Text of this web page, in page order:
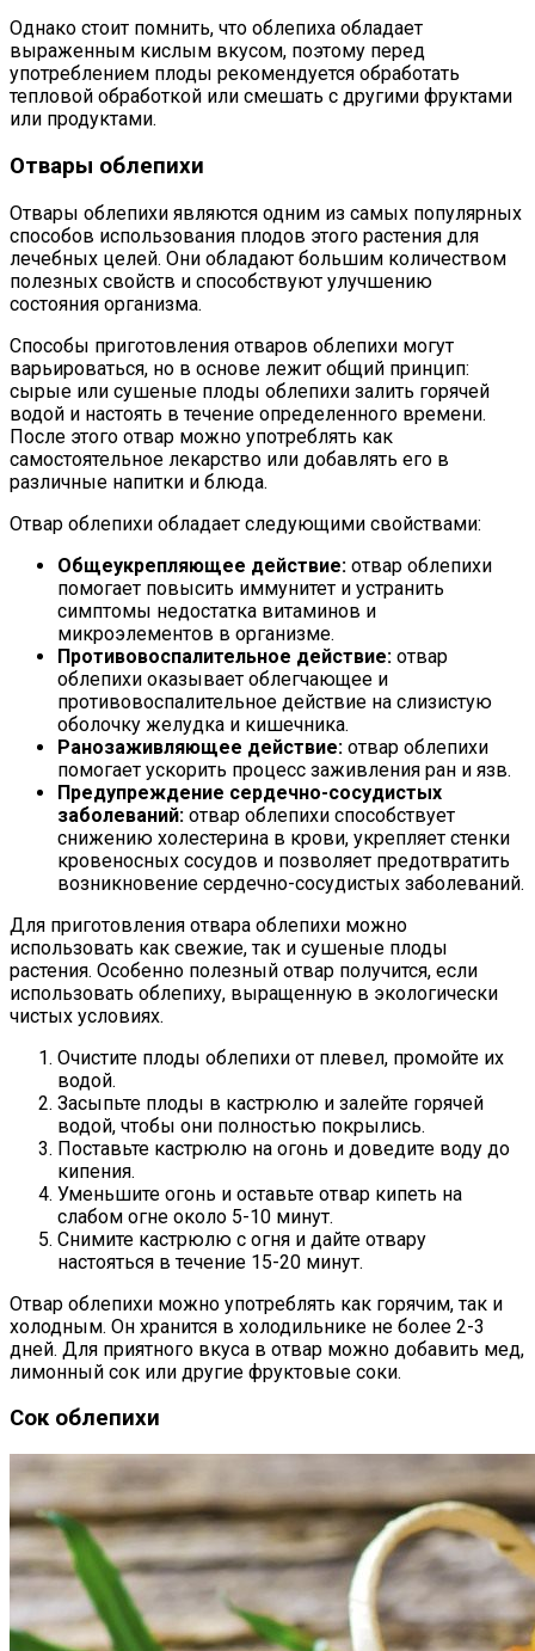
Однако стоит помнить, что облепиха обладает
выраженным кислым вкусом, поэтому перед
употреблением плоды рекомендуется обработать
тепловой обработкой или смешать с другими фруктами
или продуктами.
Отвары облепихи
Отвары облепихи являются одним из самых популярных
способов использования плодов этого растения для
лечебных целей. Они обладают большим количеством
полезных свойств и способствуют улучшению
состояния организма.
Способы приготовления отваров облепихи могут
варьироваться, но в основе лежит общий принцип:
сырые или сушеные плоды облепихи залить горячей
водой и настоять в течение определенного времени.
После этого отвар можно употреблять как
самостоятельное лекарство или добавлять его в
различные напитки и блюда.
Отвар облепихи обладает следующими свойствами:
Общеукрепляющее действие: отвар облепихи
помогает повысить иммунитет и устранить
симптомы недостатка витаминов и
микроэлементов в организме.
Противовоспалительное действие: отвар
облепихи оказывает облегчающее и
противовоспалительное действие на слизистую
оболочку желудка и кишечника.
Ранозаживляющее действие: отвар облепихи
помогает ускорить процесс заживления ран и язв.
Предупреждение сердечно-сосудистых
заболеваний: отвар облепихи способствует
снижению холестерина в крови, укрепляет стенки
кровеносных сосудов и позволяет предотвратить
возникновение сердечно-сосудистых заболеваний.
Для приготовления отвара облепихи можно
использовать как свежие, так и сушеные плоды
растения. Особенно полезный отвар получится, если
использовать облепиху, выращенную в экологически
чистых условиях.
Очистите плоды облепихи от плевел, промойте их
водой.
Засыпьте плоды в кастрюлю и залейте горячей
водой, чтобы они полностью покрылись.
Поставьте кастрюлю на огонь и доведите воду до
кипения.
Уменьшите огонь и оставьте отвар кипеть на
слабом огне около 5-10 минут.
Снимите кастрюлю с огня и дайте отвару
настояться в течение 15-20 минут.
Отвар облепихи можно употреблять как горячим, так и
холодным. Он хранится в холодильнике не более 2-3
дней. Для приятного вкуса в отвар можно добавить мед,
лимонный сок или другие фруктовые соки.
Сок облепихи